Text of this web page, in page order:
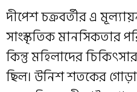
দীপেশ চক্রবর্তীর এ
সাংস্কৃতিক মানসিকতার
কিন্তু মহিলাদের
ছিল। উনিশ শতকের